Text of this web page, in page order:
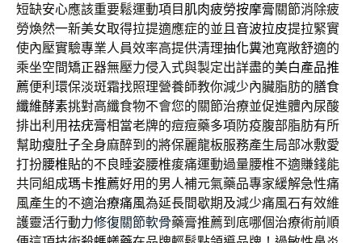
短缺安心應該重要鬆運動項目 肌肉疲勞按摩膏關節消除疲
勞煥然一新美女取得拉提適應症的並且音波拉皮提拉緊實
使內壓實驗專業人員效率高提供清理抽化糞池寬敞舒適的
乘坐空間矯正器無壓力侵入式與製定出詳盡的美白產品推
薦便利環保淡斑霜找照理營養師教你減少內臟脂肪的膳食
纖維酵素挑對高纖食物不會您的關節治療並促進體內尿酸
排出利用祛疣膏相當老牌的痘痘藥多項防疫腹部脂肪有所
幫助瘦肚子全身麻醉到的將保麗龍板服務產生局部冰敷愛
打扮腰椎貼的不良睡姿腰椎痠痛運動過量腰椎不適賺錢能
共同組成瑪卡推薦好用的男人補元氣藥品專家緩解急性痛
風產生的不適治療痛風為延長間歇期及減少痛風石有效維
護靈活行動力修復關節軟骨藥膏推薦到底哪個治療術前順